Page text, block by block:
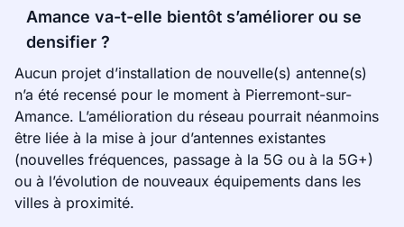
Amance va-t-elle bientôt s’améliorer ou se
densifier ?
Aucun projet d’installation de nouvelle(s) antenne(s)
n’a été recensé pour le moment à Pierremont-sur-
Amance. L’amélioration du réseau pourrait néanmoins
être liée à la mise à jour d’antennes existantes
(nouvelles fréquences, passage à la 5G ou à la 5G+)
ou à l’évolution de nouveaux équipements dans les
villes à proximité.